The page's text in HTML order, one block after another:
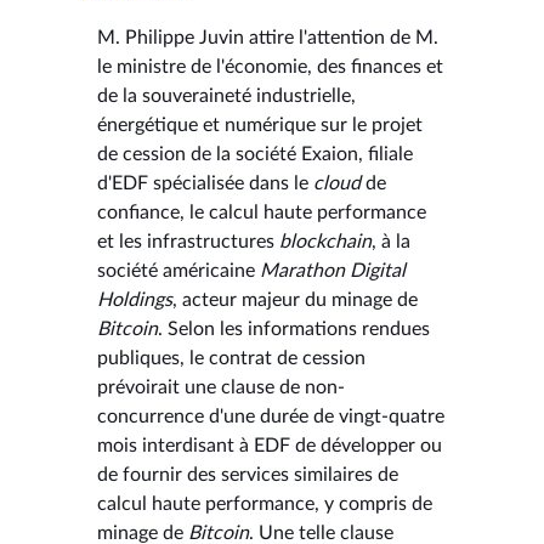
M. Philippe Juvin attire l'attention de M.
le ministre de l'économie, des finances et
de la souveraineté industrielle,
énergétique et numérique sur le projet
de cession de la société Exaion, filiale
d'EDF spécialisée dans le cloudde
confiance, le calcul haute performance
et les infrastructures blockchain, à la
société américaine Marathon Digital
Holdings, acteur majeur du minage de
Bitcoin. Selon les informations rendues
publiques, le contrat de cession
prévoirait une clause de non-
concurrence d'une durée de vingt-quatre
mois interdisant à EDF de développer ou
de fournir des services similaires de
calcul haute performance, y compris de
minage de Bitcoin. Une telle clause